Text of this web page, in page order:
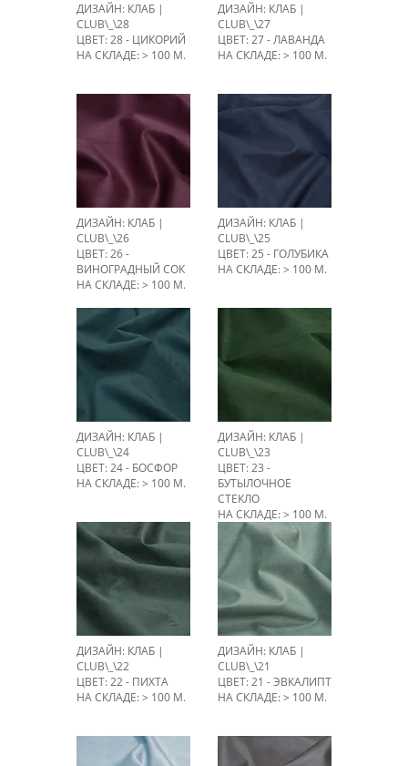
ДИЗАЙН: КЛАБ |
CLUB\_\28
ЦВЕТ: 28 - ЦИКОРИЙ
НА СКЛАДЕ: > 100 М.
ДИЗАЙН: КЛАБ |
CLUB\_\27
ЦВЕТ: 27 - ЛАВАНДА
НА СКЛАДЕ: > 100 М.
ДИЗАЙН: КЛАБ |
CLUB\_\26
ЦВЕТ: 26 -
ВИНОГРАДНЫЙ СОК
НА СКЛАДЕ: > 100 М.
ДИЗАЙН: КЛАБ |
CLUB\_\25
ЦВЕТ: 25 - ГОЛУБИКА
НА СКЛАДЕ: > 100 М.
ДИЗАЙН: КЛАБ |
CLUB\_\24
ЦВЕТ: 24 - БОСФОР
НА СКЛАДЕ: > 100 М.
ДИЗАЙН: КЛАБ |
CLUB\_\23
ЦВЕТ: 23 -
БУТЫЛОЧНОЕ
СТЕКЛО
НА СКЛАДЕ: > 100 М.
ДИЗАЙН: КЛАБ |
CLUB\_\22
ЦВЕТ: 22 - ПИХТА
НА СКЛАДЕ: > 100 М.
ДИЗАЙН: КЛАБ |
CLUB\_\21
ЦВЕТ: 21 - ЭВКАЛИПТ
НА СКЛАДЕ: > 100 М.